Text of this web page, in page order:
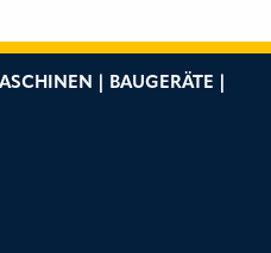
| BAUGERÄTE |